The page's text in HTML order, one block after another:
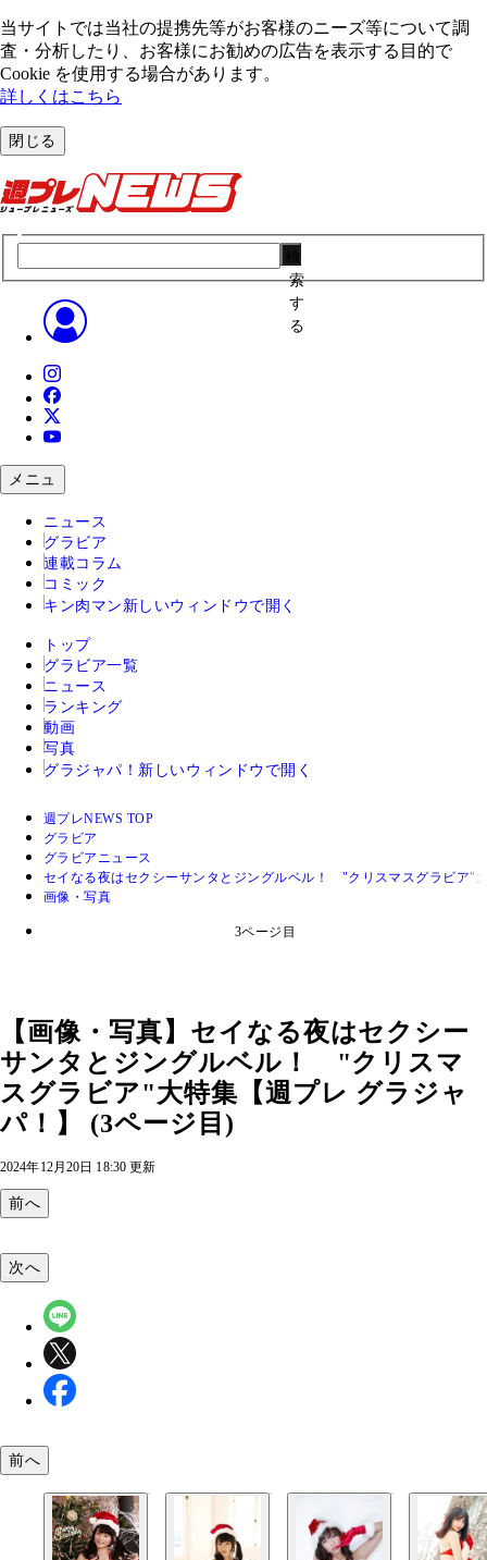
当サイトでは当社の提携先等がお客様のニーズ等について調
査・分析したり、お客様にお勧めの広告を表⽰する⽬的で
Cookie を使⽤する場合があります。
詳しくはこちら
閉じる
索
す
る
メニュ
ニュース
グラビア
連載コラム
コミック
キン肉マン 新しいウィンドウで開く
トップ
グラビア一覧
ニュース
ランキング
動画
写真
グラジャパ！ 新しいウィンドウで開く
週プレNEWS TOP
グラビア
グラビアニュース
セイなる夜はセクシーサンタとジングルベル！ "クリスマスグラビア"
画像・写真
3ページ目
【画像・写真】セイなる夜はセクシー
サンタとジングルベル！ "クリスマ
スグラビア"大特集【週プレ グラジャ
パ！】 (3ページ目)
2024年12月20日 18:30 更新
前へ
次へ
前へ